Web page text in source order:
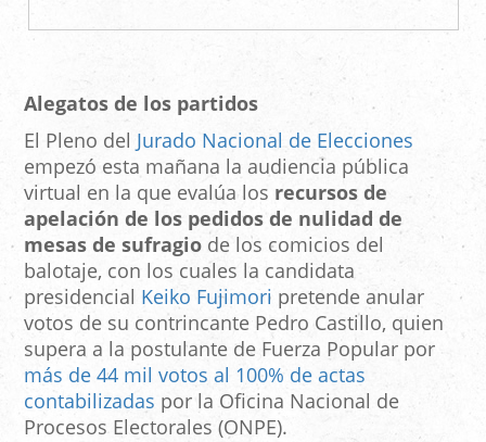
Alegatos de los partidos
El Pleno del Jurado Nacional de Elecciones
empezó esta mañana la audiencia pública
virtual en la que evalúa los recursos de
apelación de los pedidos de nulidad de
mesas de sufragio de los comicios del
balotaje, con los cuales la candidata
presidencial Keiko Fujimori pretende anular
votos de su contrincante Pedro Castillo, quien
supera a la postulante de Fuerza Popular por
más de 44 mil votos al 100% de actas
contabilizadas por la Oficina Nacional de
Procesos Electorales (ONPE).